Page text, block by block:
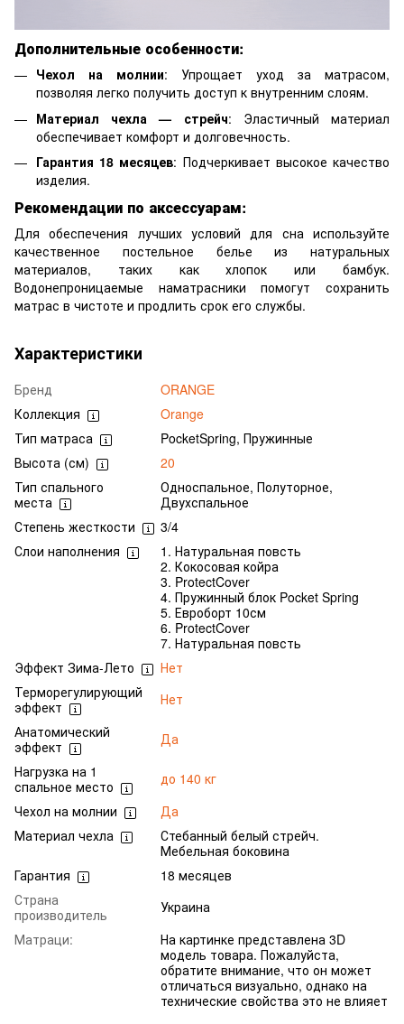
Дополнительные особенности:
Чехол на молнии: Упрощает уход за матрасом,
позволяя легко получить доступ к внутренним слоям.
Материал чехла — стрейч: Эластичный материал
обеспечивает комфорт и долговечность.
Гарантия 18 месяцев: Подчеркивает высокое качество
изделия.
Рекомендации по аксессуарам:
Для обеспечения лучших условий для сна используйте
качественное постельное белье из натуральных
материалов, таких как хлопок или бамбук.
Водонепроницаемые наматрасники помогут сохранить
матрас в чистоте и продлить срок его службы.
Характеристики
Бренд
ORANGE
Коллекция
Orange
Тип матраса
PocketSpring, Пружинные
Высота (см)
20
Тип спального
места
Односпальное, Полуторное,
Двухспальное
Степень жесткости
3/4
Слои наполнения
1. Натуральная повсть
2. Кокосовая койра
3. ProtectCover
4. Пружинный блок Pocket Spring
5. Евроборт 10см
6. ProtectCover
7. Натуральная повсть
Эффект Зима-Лето
Нет
Терморегулирующий
эффект
Нет
Анатомический
эффект
Да
Нагрузка на 1
спальное место
до 140 кг
Чехол на молнии
Да
Материал чехла
Стебанный белый стрейч.
Мебельная боковина
Гарантия
18 месяцев
Страна
производитель
Украина
Матраци:
На картинке представлена 3D
модель товара. Пожалуйста,
обратите внимание, что он может
отличаться визуально, однако на
технические свойства это не влияет